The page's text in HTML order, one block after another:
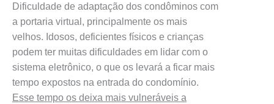
Dificuldade de adaptação dos condôminos com
a portaria virtual, principalmente os mais
velhos. Idosos, deficientes físicos e crianças
podem ter muitas dificuldades em lidar com o
sistema eletrônico, o que os levará a ficar mais
tempo expostos na entrada do condomínio.
Esse tempo os deixa mais vulneráveis a